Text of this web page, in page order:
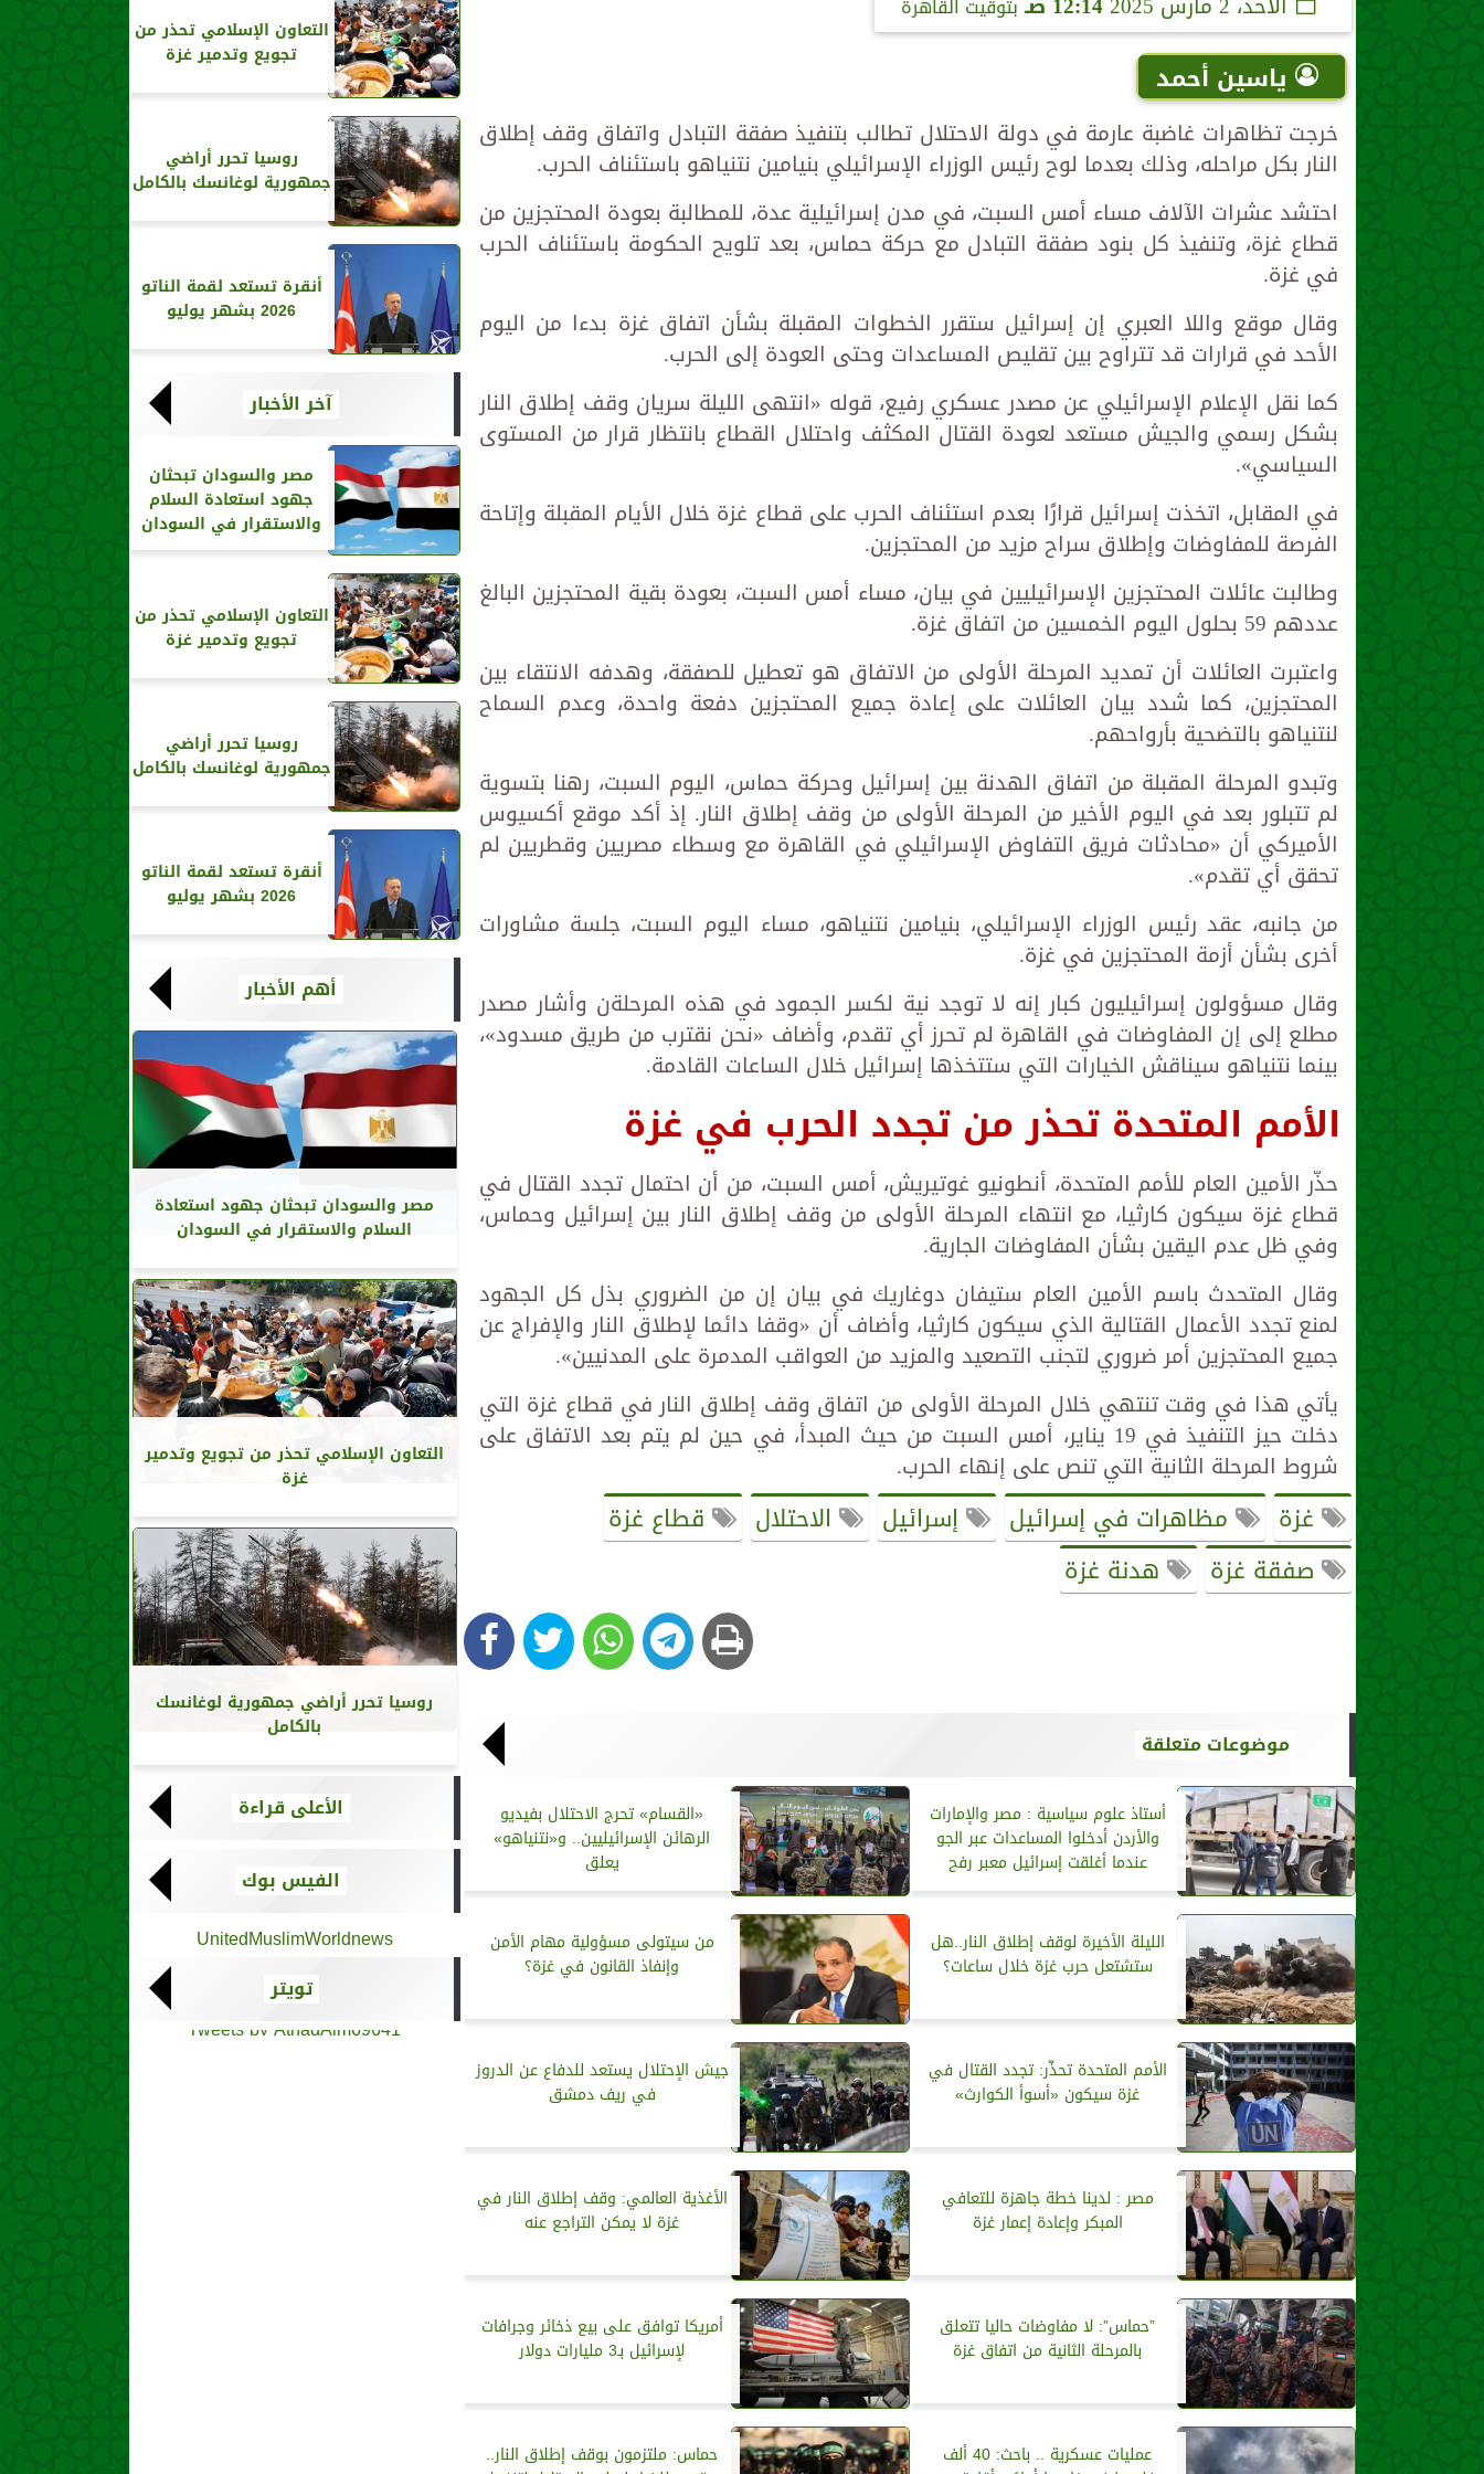
بتوقيت القاهرة
ياسين أحمد
خرجت تظاهرات غاضبة عارمة في دولة الاحتلال تطالب بتنفيذ صفقة التبادل واتفاق وقف إطلاق
النار بكل مراحله، وذلك بعدما لوح رئيس الوزراء الإسرائيلي بنيامين نتنياهو باستئناف الحرب.
احتشد عشرات الآلاف مساء أمس السبت، في مدن إسرائيلية عدة، للمطالبة بعودة المحتجزين من
قطاع غزة، وتنفيذ كل بنود صفقة التبادل مع حركة حماس، بعد تلويح الحكومة باستئناف الحرب
في غزة.
وقال موقع واللا العبري إن إسرائيل ستقرر الخطوات المقبلة بشأن اتفاق غزة بدءا من اليوم
الأحد في قرارات قد تتراوح بين تقليص المساعدات وحتى العودة إلى الحرب.
كما نقل الإعلام الإسرائيلي عن مصدر عسكري رفيع، قوله «انتهى الليلة سريان وقف إطلاق النار
بشكل رسمي والجيش مستعد لعودة القتال المكثف واحتلال القطاع بانتظار قرار من المستوى
السياسي».
في المقابل، اتخذت إسرائيل قرارًا بعدم استئناف الحرب على قطاع غزة خلال الأيام المقبلة وإتاحة
الفرصة للمفاوضات وإطلاق سراح مزيد من المحتجزين.
وطالبت عائلات المحتجزين الإسرائيليين في بيان، مساء أمس السبت، بعودة بقية المحتجزين البالغ
عددهم 59 بحلول اليوم الخمسين من اتفاق غزة.
واعتبرت العائلات أن تمديد المرحلة الأولى من الاتفاق هو تعطيل للصفقة، وهدفه الانتقاء بين
المحتجزين، كما شدد بيان العائلات على إعادة جميع المحتجزين دفعة واحدة، وعدم السماح
لنتنياهو بالتضحية بأرواحهم.
وتبدو المرحلة المقبلة من اتفاق الهدنة بين إسرائيل وحركة حماس، اليوم السبت، رهنا بتسوية
لم تتبلور بعد في اليوم الأخير من المرحلة الأولى من وقف إطلاق النار. إذ أكد موقع أكسيوس
الأميركي أن «محادثات فريق التفاوض الإسرائيلي في القاهرة مع وسطاء مصريين وقطريين لم
تحقق أي تقدم».
من جانبه، عقد رئيس الوزراء الإسرائيلي، بنيامين نتنياهو، مساء اليوم السبت، جلسة مشاورات
أخرى بشأن أزمة المحتجزين في غزة.
وقال مسؤولون إسرائيليون كبار إنه لا توجد نية لكسر الجمود في هذه المرحلةن وأشار مصدر
مطلع إلى إن المفاوضات في القاهرة لم تحرز أي تقدم، وأضاف «نحن نقترب من طريق مسدود»،
بينما نتنياهو سيناقش الخيارات التي ستتخذها إسرائيل خلال الساعات القادمة.
الأمم المتحدة تحذر من تجدد الحرب في غزة
حذّر الأمين العام للأمم المتحدة، أنطونيو غوتيريش، أمس السبت، من أن احتمال تجدد القتال في
قطاع غزة سيكون كارثيا، مع انتهاء المرحلة الأولى من وقف إطلاق النار بين إسرائيل وحماس،
وفي ظل عدم اليقين بشأن المفاوضات الجارية.
وقال المتحدث باسم الأمين العام ستيفان دوغاريك في بيان إن من الضروري بذل كل الجهود
لمنع تجدد الأعمال القتالية الذي سيكون كارثيا، وأضاف أن «وقفا دائما لإطلاق النار والإفراج عن
جميع المحتجزين أمر ضروري لتجنب التصعيد والمزيد من العواقب المدمرة على المدنيين».
يأتي هذا في وقت تنتهي خلال المرحلة الأولى من اتفاق وقف إطلاق النار في قطاع غزة التي
دخلت حيز التنفيذ في 19 يناير، أمس السبت من حيث المبدأ، في حين لم يتم بعد الاتفاق على
شروط المرحلة الثانية التي تنص على إنهاء الحرب.
غزة مظاهرات في إسرائيل إسرائيل الاحتلال
قطاع غزة
صفقة غزة
هدنة غزة
موضوعات متعلقة
أستاذ علوم سياسية : مصر والإمارات
والأردن أدخلوا المساعدات عبر الجو
عندما أغلقت إسرائيل معبر رفح
«القسام» تحرج الاحتلال بفيديو
الرهائن الإسرائيليين.. و«نتنياهو»
يعلق
الليلة الأخيرة لوقف إطلاق النار..هل
ستشتعل حرب غزة خلال ساعات؟
من سيتولى مسؤولية مهام الأمن
وإنفاذ القانون في غزة؟
الأمم المتحدة تحذّر: تجدد القتال في
غزة سيكون «أسوأ الكوارث»
جيش الإحتلال يستعد للدفاع عن الدروز
في ريف دمشق
مصر : لدينا خطة جاهزة للتعافي
المبكر وإعادة إعمار غزة
الأغذية العالمي: وقف إطلاق النار في
غزة لا يمكن التراجع عنه
”حماس”: لا مفاوضات حاليا تتعلق
بالمرحلة الثانية من اتفاق غزة
أمريكا توافق على بيع ذخائر وجرافات
لإسرائيل بـ3 مليارات دولار
عمليات عسكرية .. باحث: 40 ألف
حماس: ملتزمون بوقف إطلاق النار..
التعاون الإسلامي تحذر من
تجويع وتدمير غزة
روسيا تحرر أراضي
جمهورية لوغانسك بالكامل
أنقرة تستعد لقمة الناتو
2026 بشهر يوليو
آخر الأخبار
مصر والسودان تبحثان
جهود استعادة السلام
والاستقرار في السودان
التعاون الإسلامي تحذر من
تجويع وتدمير غزة
روسيا تحرر أراضي
جمهورية لوغانسك بالكامل
أنقرة تستعد لقمة الناتو
2026 بشهر يوليو
أهم الأخبار
مصر والسودان تبحثان جهود استعادة
السلام والاستقرار في السودان
التعاون الإسلامي تحذر من تجويع وتدمير
غزة
روسيا تحرر أراضي جمهورية لوغانسك
بالكامل
الأعلى قراءة
الفيس بوك
UnitedMuslimWorldnews
تويتر
Tweets by AthadAlm69641